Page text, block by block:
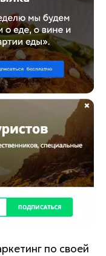
по своей